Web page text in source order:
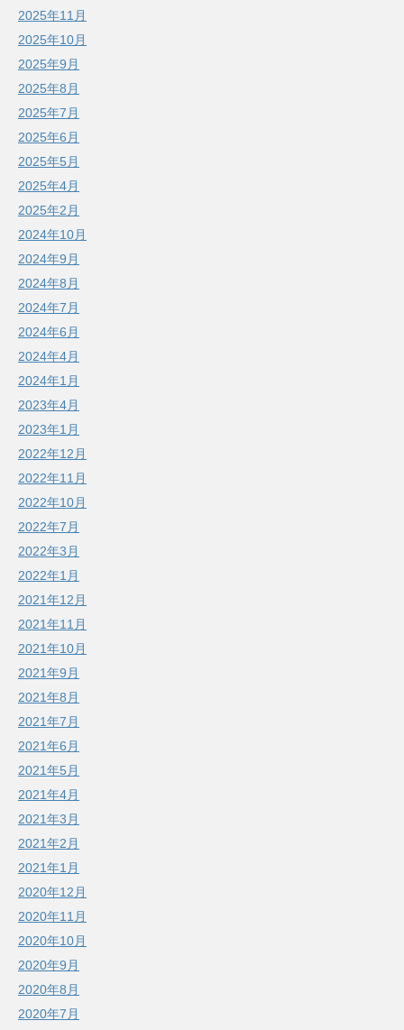
2025年11月
2025年10月
2025年9月
2025年8月
2025年7月
2025年6月
2025年5月
2025年4月
2025年2月
2024年10月
2024年9月
2024年8月
2024年7月
2024年6月
2024年4月
2024年1月
2023年4月
2023年1月
2022年12月
2022年11月
2022年10月
2022年7月
2022年3月
2022年1月
2021年12月
2021年11月
2021年10月
2021年9月
2021年8月
2021年7月
2021年6月
2021年5月
2021年4月
2021年3月
2021年2月
2021年1月
2020年12月
2020年11月
2020年10月
2020年9月
2020年8月
2020年7月